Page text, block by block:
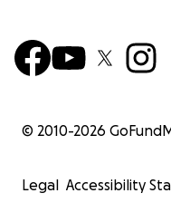
© 2010-2026
Legal Accessibility